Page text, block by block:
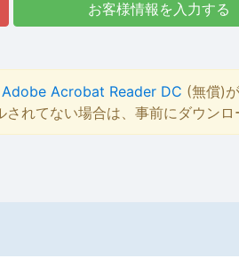
お客様情報を入力する
Adobe Acrobat Reader DC (無償)
れてない場合は、事前にダウンロ